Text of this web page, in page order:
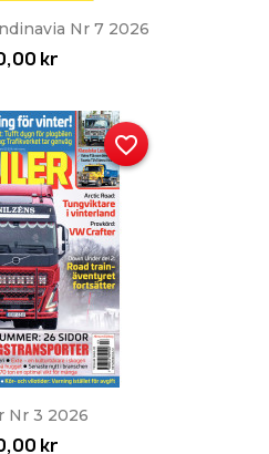
Nr 7 2026
kr
Nr 3 2026
kr
favorite_border